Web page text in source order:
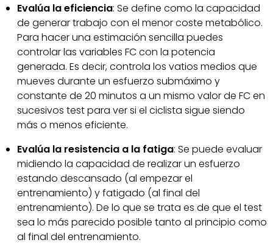
Evalúa la eficiencia: Se define como la capacidad
de generar trabajo con el menor coste metabólico.
Para hacer una estimación sencilla puedes
controlar las variables FC con la potencia
generada. Es decir, controla los vatios medios que
mueves durante un esfuerzo submáximo y
constante de 20 minutos a un mismo valor de FC en
sucesivos test para ver si el ciclista sigue siendo
más o menos eficiente.
Evalúa la resistencia a la fatiga: Se puede evaluar
midiendo la capacidad de realizar un esfuerzo
estando descansado (al empezar el
entrenamiento) y fatigado (al final del
entrenamiento). De lo que se trata es de que el test
sea lo más parecido posible tanto al principio como
al final del entrenamiento.